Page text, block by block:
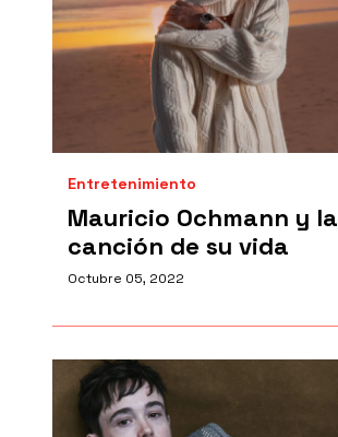
Entretenimiento
Mauricio Ochmann y la
canción de su vida
Octubre 05, 2022